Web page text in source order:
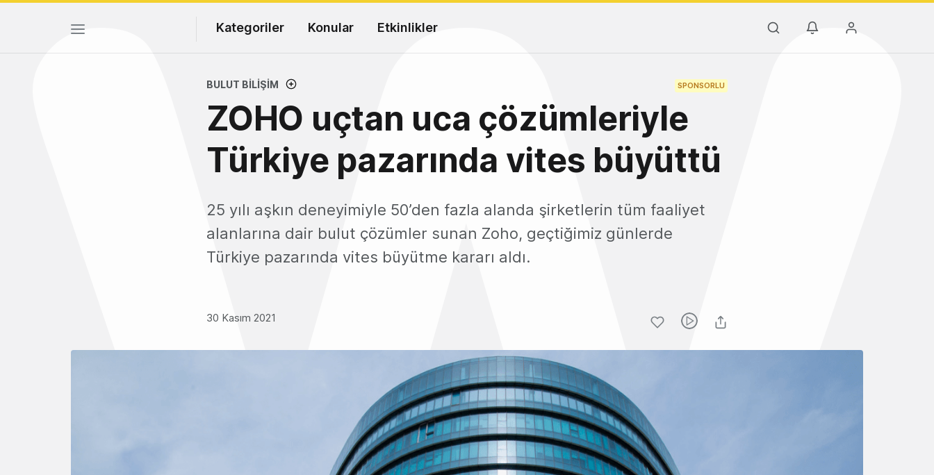
Kategoriler Konular Etkinlikler
BULUT BILIŞIM SPONSORLU
ZOHO uçtan uca çözümleriyle
Türkiye pazarında vites büyüttü
25 yılı aşkın deneyimiyle 50’den fazla alanda şirketlerin tüm faaliyet
alanlarına dair bulut çözümler sunan Zoho, geçtiğimiz günlerde
Türkiye pazarında vites büyütme kararı aldı.
30 Kasım 2021